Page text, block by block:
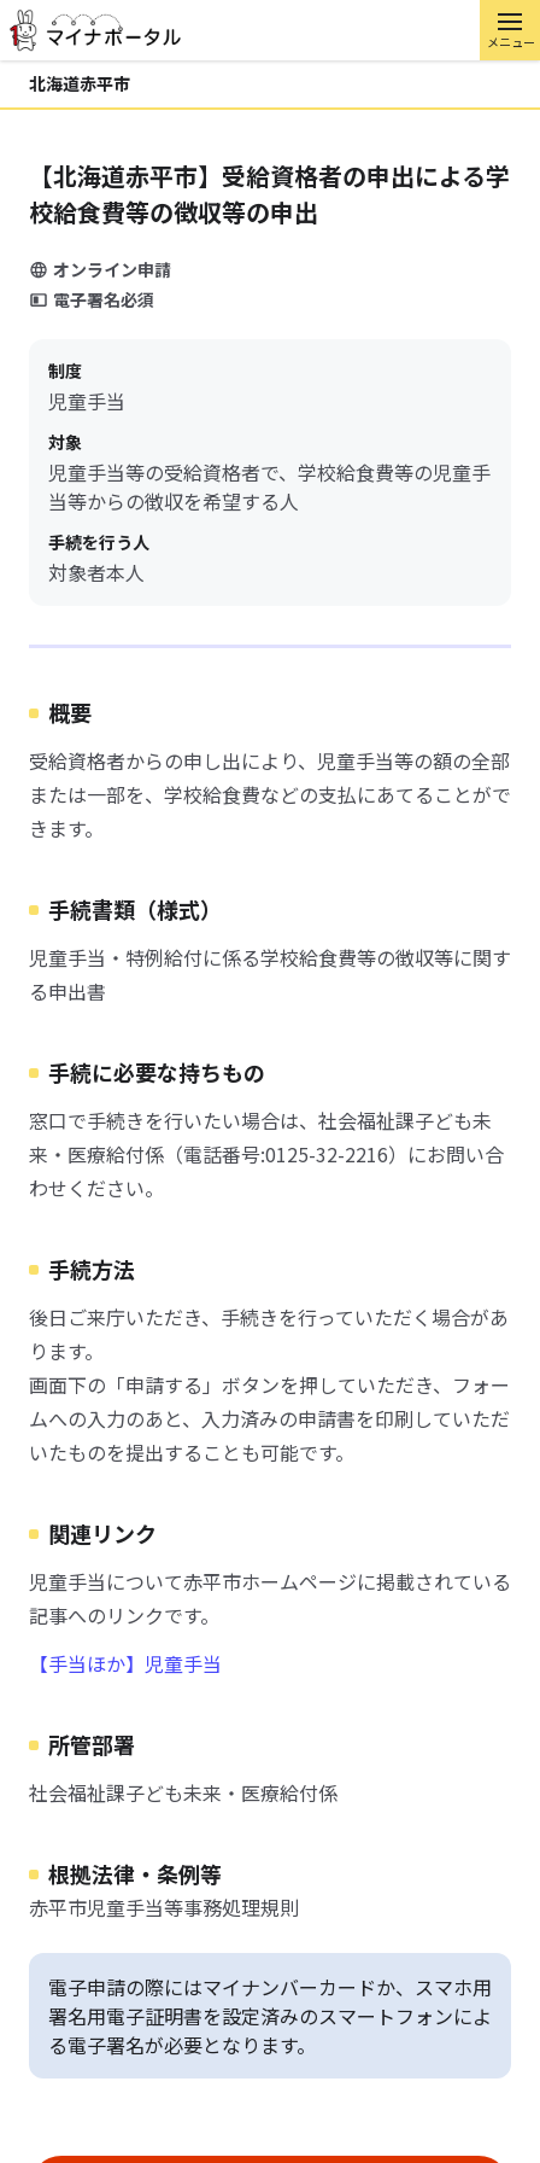
メニュー
北海道赤平市
【北海道赤平市】受給資格者の申出による学
校給食費等の徴収等の申出
オンライン申請
電子署名必須
制度
児童手当
対象
児童手当等の受給資格者で、学校給食費等の児童手
当等からの徴収を希望する人
手続を行う人
対象者本人
概要
受給資格者からの申し出により、児童手当等の額の全部
または一部を、学校給食費などの支払にあてることがで
きます。
手続書類（様式）
児童手当・特例給付に係る学校給食費等の徴収等に関す
る申出書
手続に必要な持ちもの
窓口で手続きを行いたい場合は、社会福祉課子ども未
来・医療給付係（電話番号:0125-32-2216）にお問い合
わせください。
手続方法
後日ご来庁いただき、手続きを行っていただく場合があ
ります。
画面下の「申請する」ボタンを押していただき、フォー
ムへの入力のあと、入力済みの申請書を印刷していただ
いたものを提出することも可能です。
関連リンク
児童手当について赤平市ホームページに掲載されている
記事へのリンクです。
【手当ほか】児童手当
所管部署
社会福祉課子ども未来・医療給付係
根拠法律・条例等
赤平市児童手当等事務処理規則
電子申請の際にはマイナンバーカードか、スマホ用
署名用電子証明書を設定済みのスマートフォンによ
る電子署名が必要となります。